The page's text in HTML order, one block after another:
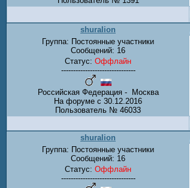
shuralion
Группа: Постоянные участники
Сообщений: 16
Статус: Оффлайн
-------------------------------
Российская Федерация - Москва
На форуме с 30.12.2016
Пользователь № 46033
shuralion
Группа: Постоянные участники
Сообщений: 16
Статус: Оффлайн
-------------------------------